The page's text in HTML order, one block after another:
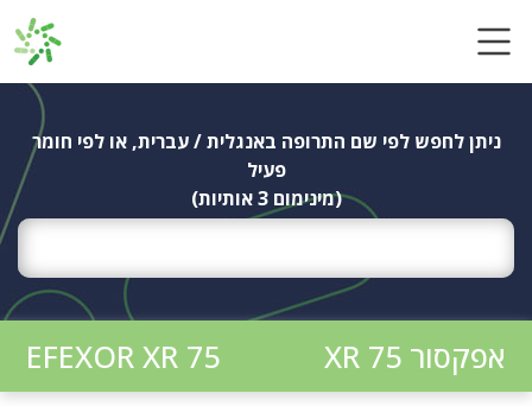
ניתן לחפש לפי שם התרופה באנגלית / עברית, או לפי חומר
פעיל
(מינימום 3 אותיות)
אפקסור XR 75 EFEXOR XR 75